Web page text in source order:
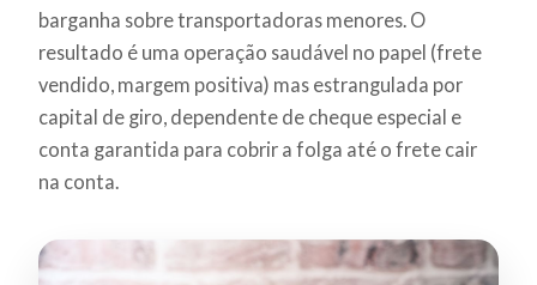
barganha sobre transportadoras menores. O
resultado é uma operação saudável no papel (frete
vendido, margem positiva) mas estrangulada por
capital de giro, dependente de cheque especial e
conta garantida para cobrir a folga até o frete cair
na conta.